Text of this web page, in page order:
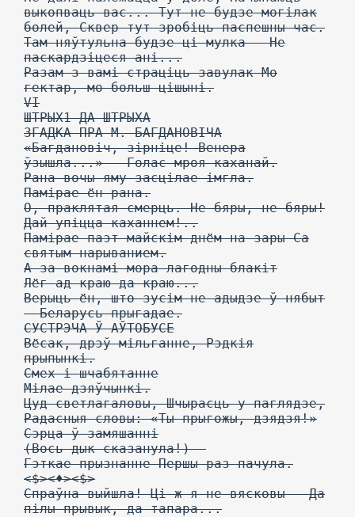
выкопваць вас... Тут не будзе могілак
болей, Сквер тут зробіць паспешны час.
Там няўтульна будзе ці мулка — Не
паскардзіцеся ані...
Разам з вамі страціць завулак Мо
гектар, мо больш цішыні.
VI
ШТРЫХ1 ДА ШТРЫХА
3ГАДКА ПРА М. БАГДАНОВІЧА
«Багдановіч, зірніце! Венера
ўзышла...» — Голас-мроя каханай.
Рана вочы яму засцілае імгла.
Памірае ён рана.
О, праклятая смерць. Не бяры, не бяры!
Дай упіцца каханнем!..
Памірае паэт майскім днём на зары Са
святым нарыванием.
А за вокнамі мора лагодны блакіт
Лёг ад краю да краю...
Верыць ён, што зусім не адыдзе ў нябыт
— Беларусь прыгадае.
СУСТРЭЧА Ў АЎТОБУСЕ
Вёсак, дрэў мільганне, Рэдкія
прыпынкі.
Смех і шчабятанне
Мілае дзяўчынкі.
Цуд светлагаловы, Шчырасць у паглядзе,
Радасныя словы: «Ты прыгожы, дзядзя!»
Сэрца ў замяшанні
(Вось дык сказанула!) —
Гэткае прызнанне Першы раз пачула.
<$><♦><$>
Спраўна выйшла! Ці ж я не вясковы — Да
пілы прывык, да тапара...